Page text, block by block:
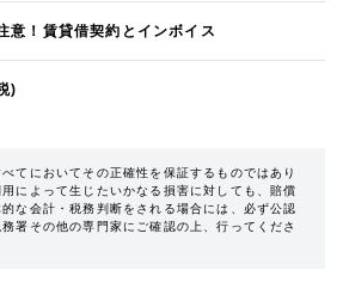
意！賃貸借契約とインボイス
)
てにおいてその正確性を保証するものではあり
によって生じたいかなる損害に対しても、賠償
な会計・税務判断をされる場合には、必ず公認
署その他の専門家にご確認の上、行ってくださ